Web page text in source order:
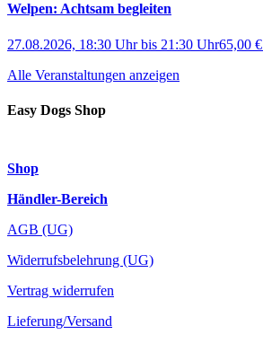
Welpen: Achtsam begleiten
27.08.2026, 18:30 Uhrbis 21:30 Uhr65,00 €
Alle Veranstaltungen anzeigen
Easy Dogs Shop
Shop
Händler-Bereich
AGB (UG)
Widerrufsbelehrung (UG)
Vertrag widerrufen
Lieferung/Versand